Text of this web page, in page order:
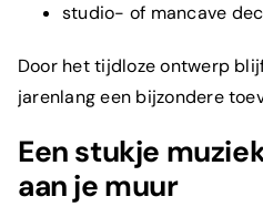
studio- of mancave
Door het tijdloze ontwerp
jarenlang een bijzondere
Een stukje
aan je muur